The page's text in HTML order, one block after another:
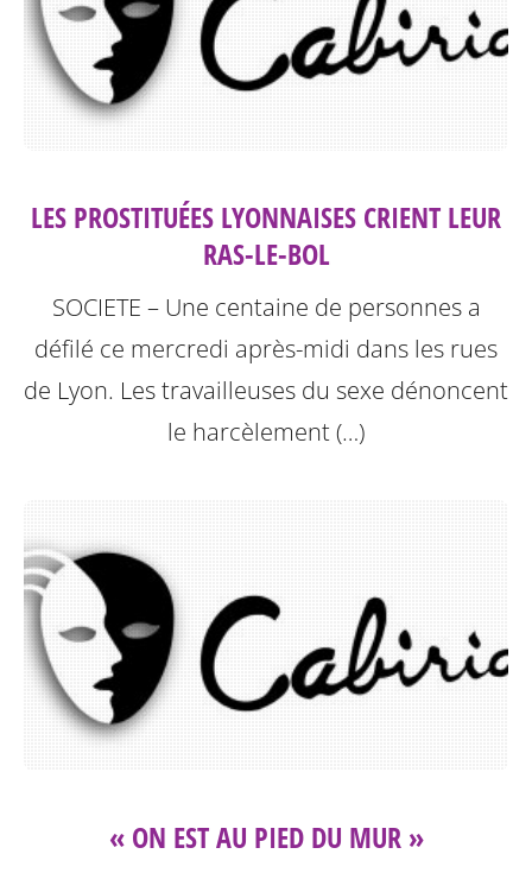
LES PROSTITUÉES LYONNAISES CRIENT LEUR
RAS-LE-BOL
SOCIETE – Une centaine de personnes a
défilé ce mercredi après-midi dans les rues
de Lyon. Les travailleuses du sexe dénoncent
le harcèlement (…)
« ON EST AU PIED DU MUR »